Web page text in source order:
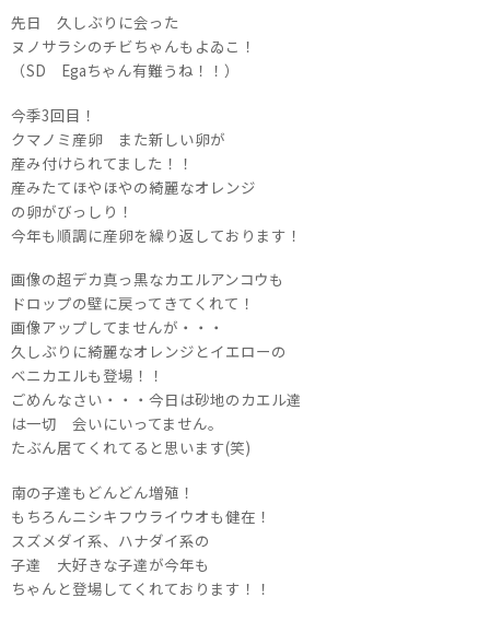
先日 久しぶりに会った
ヌノサラシのチビちゃんもよゐこ！
（SD Egaちゃん有難うね！！）
今季3回目！
クマノミ産卵 また新しい卵が
産み付けられてました！！
産みたてほやほやの綺麗なオレンジ
の卵がびっしり！
今年も順調に産卵を繰り返しております！
画像の超デカ真っ黒なカエルアンコウも
ドロップの壁に戻ってきてくれて！
画像アップしてませんが・・・
久しぶりに綺麗なオレンジとイエローの
ベニカエルも登場！！
ごめんなさい・・・今日は砂地のカエル達
は一切 会いにいってません。
たぶん居てくれてると思います(笑)
南の子達もどんどん増殖！
もちろんニシキフウライウオも健在！
スズメダイ系、ハナダイ系の
子達 大好きな子達が今年も
ちゃんと登場してくれております！！